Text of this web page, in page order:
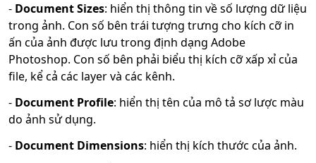
- Document Sizes: hiển thị thông tin về số lượng dữ liệu
trong ảnh. Con số bên trái tượng trưng cho kích cỡ in
ấn của ảnh được lưu trong định dạng Adobe
Photoshop. Con số bên phải biểu thị kích cỡ xấp xỉ của
file, kể cả các layer và các kênh.
- Document Profile: hiển thị tên của mô tả sơ lược màu
do ảnh sử dụng.
- Document Dimensions: hiển thị kích thước của ảnh.